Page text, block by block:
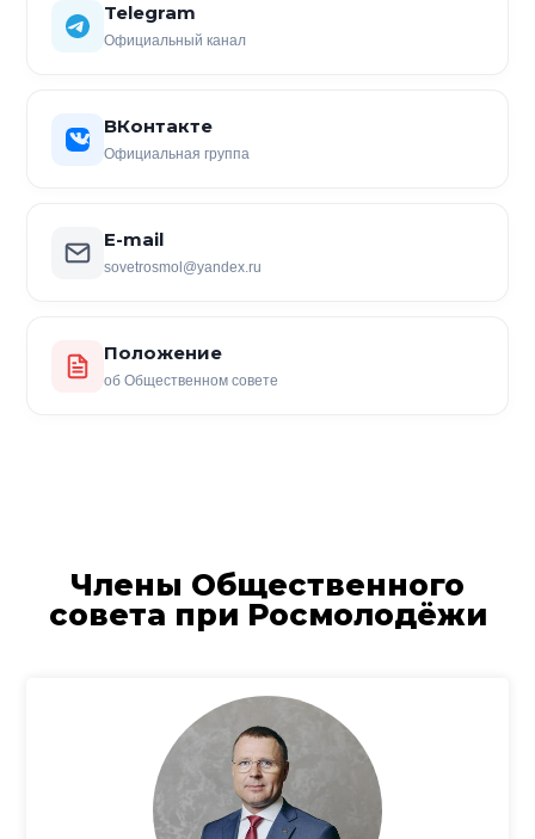
Telegram
Официальный канал
ВКонтакте
Официальная группа
E-mail
sovetrosmol@yandex.ru
Положение
об Общественном совете
Члены Общественного
совета при Росмолодёжи